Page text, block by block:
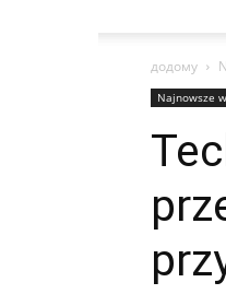
додому
Najnowsze